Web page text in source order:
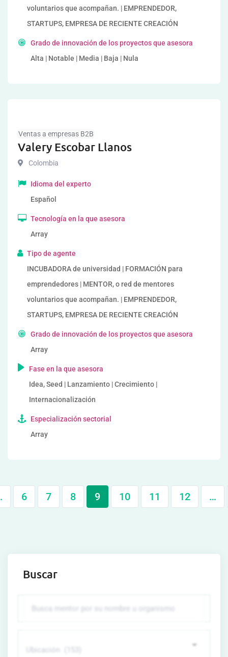
voluntarios que acompañan. | EMPRENDEDOR,
STARTUPS, EMPRESA DE RECIENTE CREACIÓN
Grado de innovación de los proyectos que asesora
Alta | Notable | Media | Baja | Nula
Ventas a empresas B2B
Valery Escobar Llanos
Colombia
Idioma del experto
Español
Tecnología en la que asesora
Array
Tipo de agente
INCUBADORA de universidad | FORMACIÓN para
emprendedores | MENTOR, o red de mentores
voluntarios que acompañan. | EMPRENDEDOR,
STARTUPS, EMPRESA DE RECIENTE CREACIÓN
Grado de innovación de los proyectos que asesora
Array
Fase en la que asesora
Idea, Seed | Lanzamiento | Crecimiento |
Internacionalización
Especialización sectorial
Array
6 7 8 9 10 11 12 …
Buscar